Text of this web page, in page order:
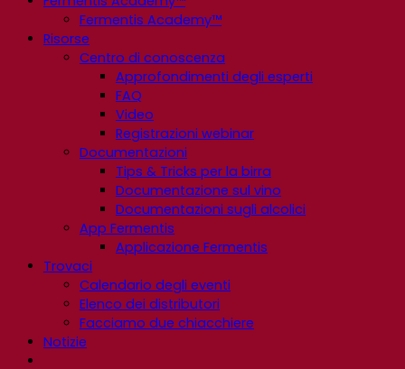
Fermentis Academy™
Risorse
Centro di conoscenza
Approfondimenti degli esperti
FAQ
Video
Registrazioni webinar
Documentazioni
Tips & Tricks per la birra
Documentazione sul vino
Documentazioni sugli alcolici
App Fermentis
Applicazione Fermentis
Trovaci
Calendario degli eventi
Elenco dei distributori
Facciamo due chiacchiere
Notizie